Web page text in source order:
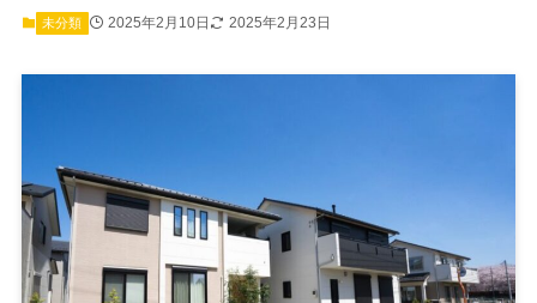
未分類 2025年2月10日 2025年2月23日